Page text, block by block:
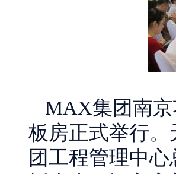
MAX集团南
板房正式举行
团工程管理中